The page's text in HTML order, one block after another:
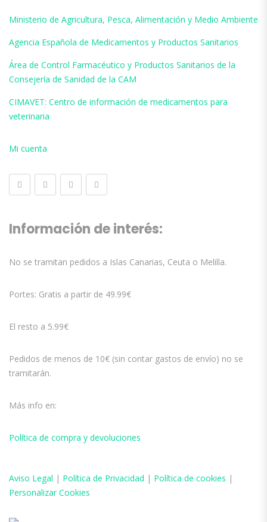
Ministerio de Agricultura, Pesca, Alimentación y Medio Ambiente
Agencia Española de Medicamentos y Productos Sanitarios
Área de Control Farmacéutico y Productos Sanitarios de la
Consejería de Sanidad de la CAM
CIMAVET: Centro de información de medicamentos para
veterinaria
Mi cuenta
Información de interés:
No se tramitan pedidos a Islas Canarias, Ceuta o Melilla.
Portes: Gratis a partir de 49.99€
El resto a 5.99€
Pedidos de menos de 10€ (sin contar gastos de envío) no se
tramitarán.
Más info en:
Política de compra y devoluciones
Aviso Legal | Política de Privacidad | Política de cookies |
Personalizar Cookies